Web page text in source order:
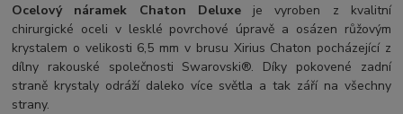
Ocelový náramek Chaton Deluxeje vyroben z kvalitní
chirurgické oceli v lesklé povrchové úpravě a osázen růžovým
krystalem o velikosti 6,5 mm v brusu Xirius Chaton pocházející z
dílny rakouské společnosti Swarovski®. Díky pokovené zadní
straně krystaly odráží daleko více světla a tak září na všechny
strany.